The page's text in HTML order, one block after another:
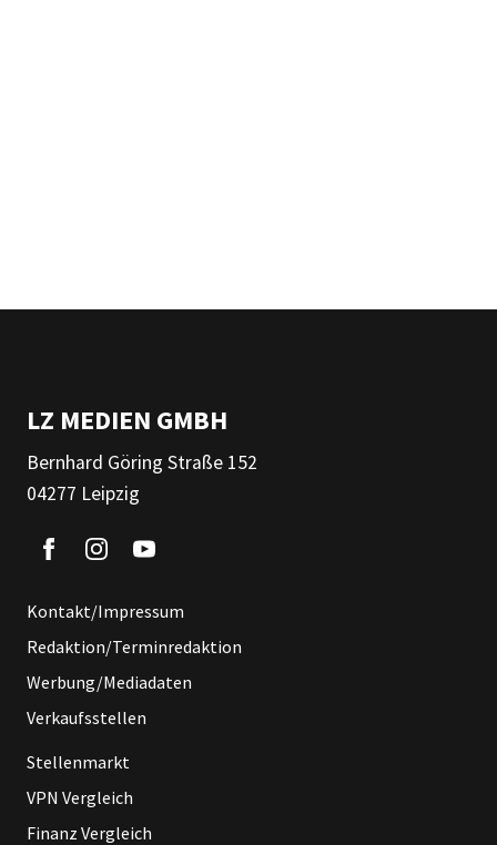
LZ MEDIEN GMBH
Bernhard Göring Straße 152
04277 Leipzig
Kontakt/Impressum
Redaktion/Terminredaktion
Werbung/Mediadaten
Verkaufsstellen
Stellenmarkt
VPN Vergleich
Finanz Vergleich